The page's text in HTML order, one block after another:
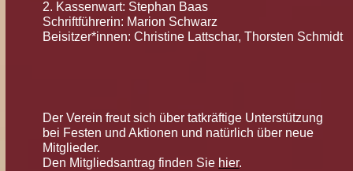
2. Kassenwart: Stephan Baas
Schriftführerin: Marion Schwarz
Beisitzer*innen: Christine Lattschar, Thorsten Schmidt
Der Verein freut sich über tatkräftige Unterstützung
bei Festen und Aktionen und natürlich über neue
Mitglieder.
Den Mitgliedsantrag finden Sie hier.